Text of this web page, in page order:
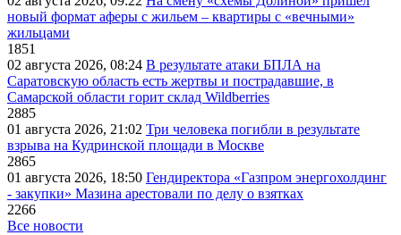
новый формат аферы с жильем – квартиры с «вечными»
жильцами
1851
02 августа 2026, 08:24 В результате атаки БПЛА на
Саратовскую область есть жертвы и пострадавшие, в
Самарской области горит склад Wildberries
2885
01 августа 2026, 21:02 Три человека погибли в результате
взрыва на Кудринской площади в Москве
2865
01 августа 2026, 18:50 Гендиректора «Газпром энергохолдинг
- закупки» Мазина арестовали по делу о взятках
2266
Все новости